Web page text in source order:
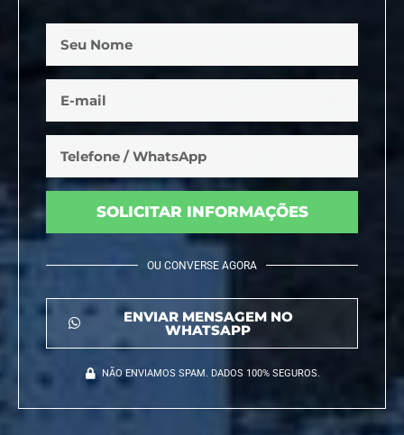
SOLICITAR INFORMAÇÕES
OU CONVERSE AGORA
ENVIAR MENSAGEM NO
WHATSAPP
NÃO ENVIAMOS SPAM. DADOS 100% SEGUROS.